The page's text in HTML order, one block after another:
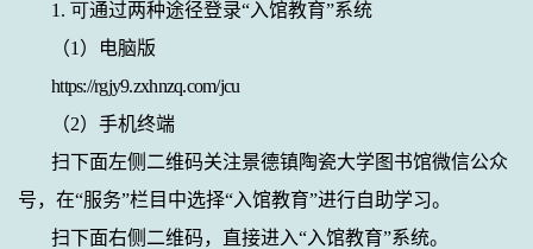
1. 可通过两种途径登录“入馆教育”系统
（1 ）电脑版
https://rgjy9.zxhnzq.com/jcu
（2）手机终端
扫下面左侧二维码关注景德镇陶瓷大学图书馆微信公众
号，在“服务”栏目中选择“入馆教育”进行自助学习。
扫下面右侧二维码，直接进入“入馆教育”系统。